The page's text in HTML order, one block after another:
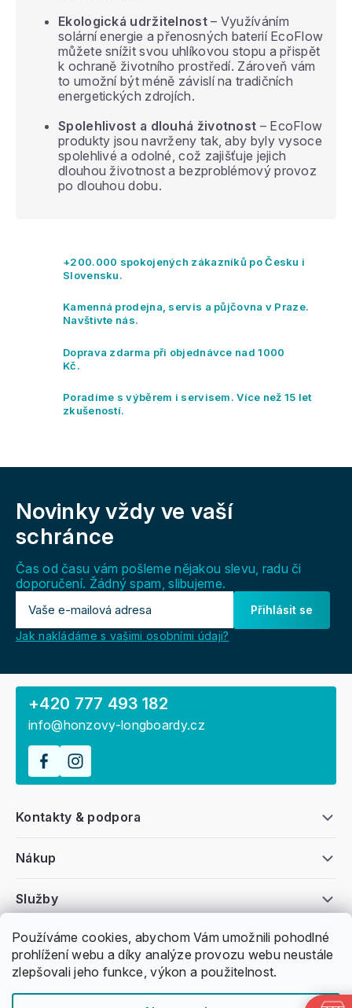
Používáme cookies, abychom Vám umožnili pohodlné
prohlížení webu a díky analýze provozu webu neustále
zlepšovali jeho funkce, výkon a použitelnost.
Ekologická udržitelnost– Využíváním
solární energie a přenosných baterií EcoFlow
můžete snížit svou uhlíkovou stopu a přispět
k ochraně životního prostředí. Zároveň vám
to umožní být méně závislí na tradičních
energetických zdrojích.
Spolehlivost a dlouhá životnost – EcoFlow
produkty jsou navrženy tak, aby byly vysoce
spolehlivé a odolné, což zajišťuje jejich
dlouhou životnost a bezproblémový provoz
po dlouhou dobu.
+200.000 spokojených zákazníků po Česku i
Slovensku.
Kamenná prodejna, servis a půjčovna v Praze.
Navštivte nás.
Doprava zdarma při objednávce nad 1000
Kč.
Poradíme s výběrem i servisem. Více než 15 let
zkušeností.
Novinky vždy ve vaší
schránce
Čas od času vám pošleme nějakou slevu, radu či
doporučení. Žádný spam, slibujeme.
Přihlásit se
Jak nakládáme s vašimi osobními údaji?
Všeobecné informace
Nákup
Kontakty & podpora
Služby
+420 777 493 182
info@honzovy-longboardy.cz